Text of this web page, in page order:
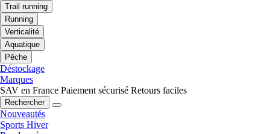
Trail running
Running
Verticalité
Aquatique
Pêche
Déstockage
Marques
SAV en France Paiement sécurisé Retours faciles
Rechercher
Nouveautés
Sports Hiver